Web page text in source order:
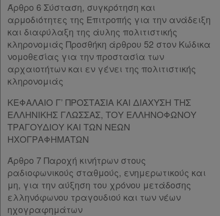
Άρθρο 22
Άρθρο 23 [-]
Παρ.1
Παρ.2
Παρ.3
Άρθρο 24
Άρθρο 25
Παρ.1
Παρ.2
Άρθρο 26
Άρθρο 27 [-]
Παρ.1
Παρ.2
Παρ.3
Άρθρο 28 [-]
Παρ.1
Παρ.2
Άρθρο 6 Σύσταση, συγκρότηση και
αρμοδιότητες της Επιτροπής για την ανάδειξη
και διαφύλαξη της άυλης πολιτιστικής
κληρονομιάς Προσθήκη άρθρου 52 στον Κώδικα
νομοθεσίας για την προστασία των
αρχαιοτήτων και εν γένει της πολιτιστικής
κληρονομιάς
ΚΕΦΑΛΑΙΟ Γ’ ΠΡΟΣΤΑΣΙΑ ΚΑΙ ΔΙΑΧΥΣΗ ΤΗΣ
ΕΛΛΗΝΙΚΗΣ ΓΛΩΣΣΑΣ, ΤΟΥ ΕΛΛΗΝΟΦΩΝΟΥ
ΤΡΑΓΟΥΔΙΟΥ ΚΑΙ ΤΩΝ ΝΕΩΝ
ΗΧΟΓΡΑΦΗΜΑΤΩΝ
Άρθρο 7 Παροχή κινήτρων στους
ραδιοφωνικούς σταθμούς, ενημερωτικούς και
μη, για την αύξηση του χρόνου μετάδοσης
ελληνόφωνου τραγουδιού και των νέων
ηχογραφημάτων